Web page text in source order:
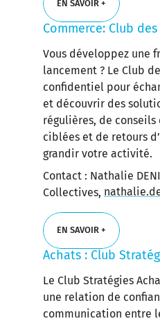
EN SAVOIR +
Commerce: Club
Vous développez une
lancement ? Le Club
confidentiel pour
et découvrir des
régulières, de
ciblées et de retours
grandir votre activité.
Contact : Nathalie
Collectives,
EN SAVOIR +
Achats : Club
Le Club Stratégies
une relation de
communication entre